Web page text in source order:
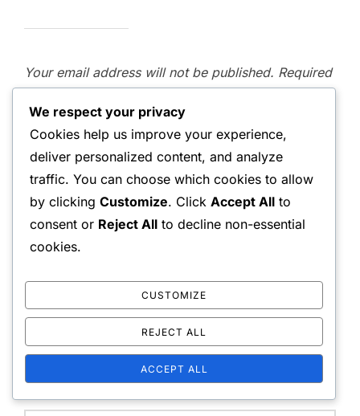
Your email address will not be published. Required
Message:
Name:
We respect your privacy
Cookies help us improve your experience,
deliver personalized content, and analyze
traffic. You can choose which cookies to allow
by clicking Customize. Click Accept All to
consent or Reject All to decline non-essential
cookies.
CUSTOMIZE
REJECT ALL
ACCEPT ALL